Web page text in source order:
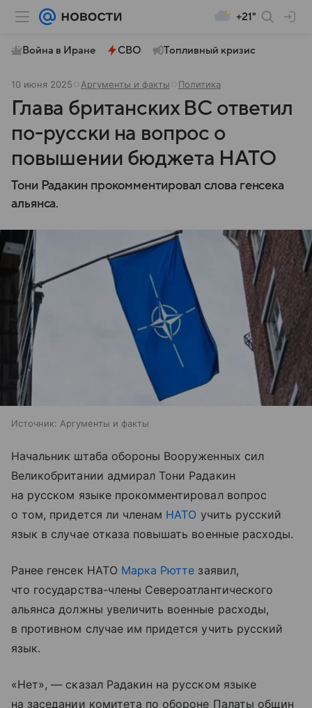
+21°
Война в Иране СВО Топливный кризис
10 июня 2025 Аргументы и факты Политика
Глава британских ВС ответил
по-русски на вопрос о
повышении бюджета НАТО
Тони Радакин прокомментировал слова генсека
альянса.
Источник: Аргументы и факты
Начальник штаба обороны Вооруженных сил
Великобритании адмирал Тони Радакин
на русском языке прокомментировал вопрос
о том, придется ли членам НАТО учить русский
язык в случае отказа повышать военные расходы.
Ранее генсек НАТО Марка Рютте заявил,
что государства-члены Североатлантического
альянса должны увеличить военные расходы,
в противном случае им придется учить русский
язык.
«Нет», — сказал Радакин на русском языке
на заседании комитета по обороне Палаты общин